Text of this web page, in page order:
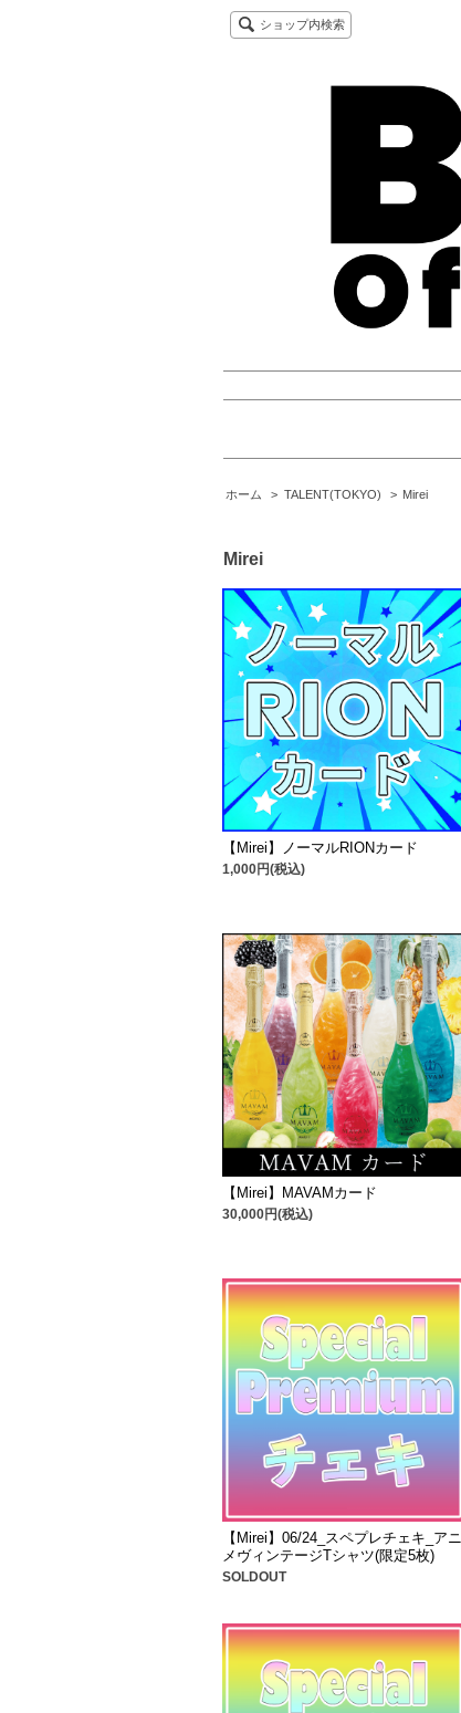
ショップ内検索
ホーム > TALENT(TOKYO) > Mirei
Mirei
【Mirei】ノーマルRIONカード
1,000円(税込)
【Mirei】MAVAMカード
30,000円(税込)
【Mirei】06/24_スペプレチェキ_アニ
メヴィンテージTシャツ(限定5枚)
SOLDOUT